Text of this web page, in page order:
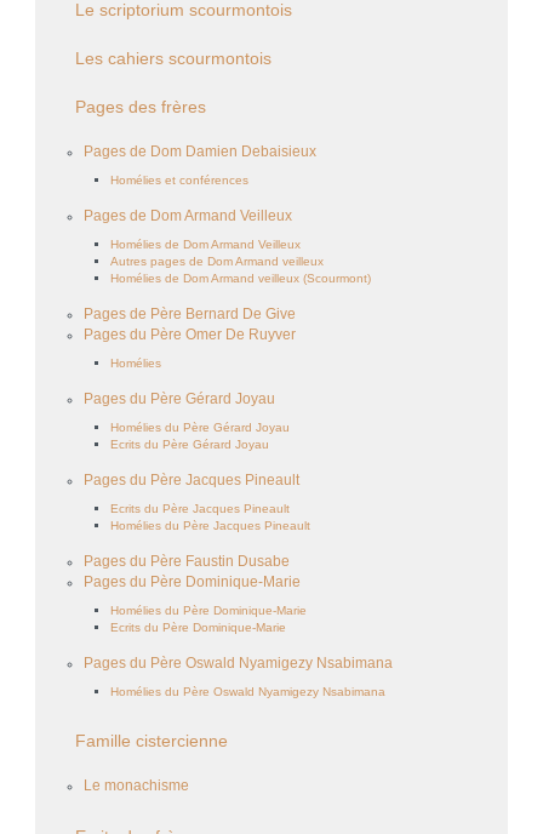
Le scriptorium scourmontois
Les cahiers scourmontois
Pages des frères
Pages de Dom Damien Debaisieux
Homélies et conférences
Pages de Dom Armand Veilleux
Homélies de Dom Armand Veilleux
Autres pages de Dom Armand veilleux
Homélies de Dom Armand veilleux (Scourmont)
Pages de Père Bernard De Give
Pages du Père Omer De Ruyver
Homélies
Pages du Père Gérard Joyau
Homélies du Père Gérard Joyau
Ecrits du Père Gérard Joyau
Pages du Père Jacques Pineault
Ecrits du Père Jacques Pineault
Homélies du Père Jacques Pineault
Pages du Père Faustin Dusabe
Pages du Père Dominique-Marie
Homélies du Père Dominique-Marie
Ecrits du Père Dominique-Marie
Pages du Père Oswald Nyamigezy Nsabimana
Homélies du Père Oswald Nyamigezy Nsabimana
Famille cistercienne
Le monachisme